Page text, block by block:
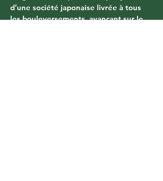
d’une société japonaise livrée à tous
les bouleversements, avançant sur le